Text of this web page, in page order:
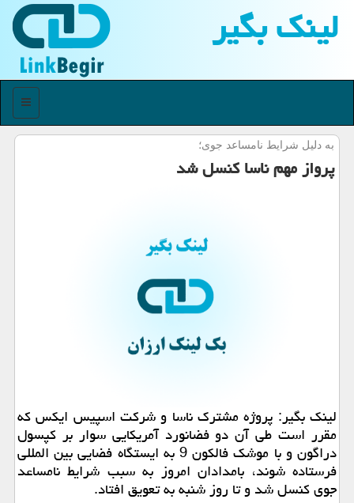
لینك بگیر
منو
به دلیل شرایط نامساعد جوی؛
پرواز مهم ناسا كنسل شد
لینك بگیر: پروژه مشترك ناسا و شركت اسپیس ایكس كه
مقرر است طی آن دو فضانورد آمریكایی سوار بر كپسول
دراگون و با موشك فالكون 9 به ایستگاه فضایی بین المللی
فرستاده شوند، بامدادان امروز به سبب شرایط نامساعد
جوی كنسل شد و تا روز شنبه به تعویق افتاد.